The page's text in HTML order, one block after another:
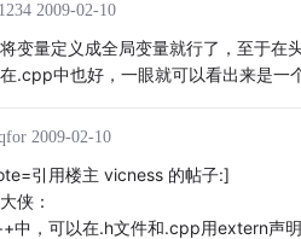
2009-02-10
变量定义成全局变量就行了，至于在
.cpp中也好，一眼就可以看出来是一
2009-02-10
引用楼主 vicness 的帖子:]
侠：
中，可以在.h文件和.cpp用extern声